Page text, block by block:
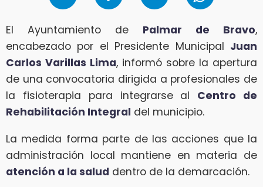
El Ayuntamiento de Palmar de Bravo,
encabezado por el Presidente Municipal Juan
Carlos Varillas Lima, informó sobre la apertura
de una convocatoria dirigida a profesionales de
la fisioterapia para integrarse al Centro de
Rehabilitación Integral del municipio.
La medida forma parte de las acciones que la
administración local mantiene en materia de
atención a la salud dentro de la demarcación.